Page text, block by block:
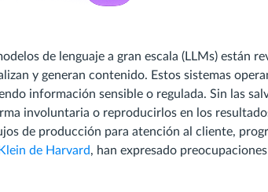
de lenguaje a gran escala (LLMs) están
y generan contenido. Estos sistemas
información sensible o regulada. Sin las
involuntaria o reproducirlos en los
de producción para atención al cliente,
de Harvard, han expresado